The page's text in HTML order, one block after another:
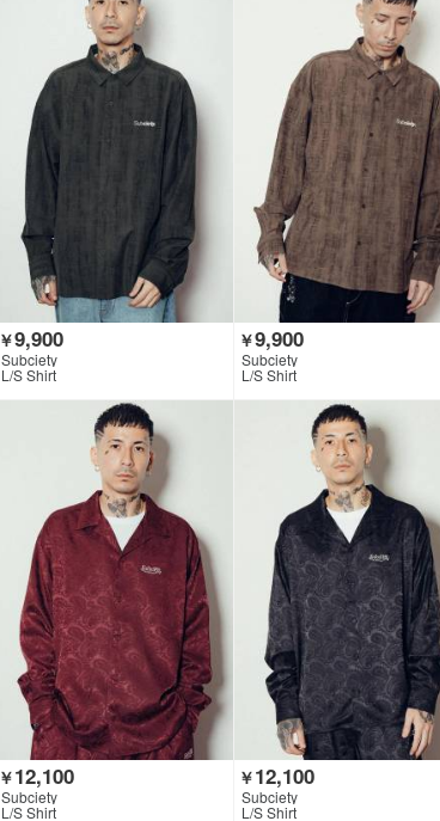
￥9,900
Subciety
L/S Shirt
￥9,900
Subciety
L/S Shirt
￥12,100
Subciety
L/S Shirt
￥12,100
Subciety
L/S Shirt